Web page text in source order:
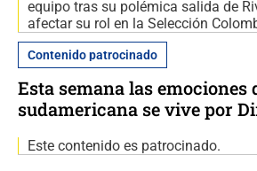
equipo tras su polémica salida de
afectar su rol en la Selección
Contenido patrocinado
Esta semana las emociones
sudamericana se vive por
Este contenido es patrocinado.